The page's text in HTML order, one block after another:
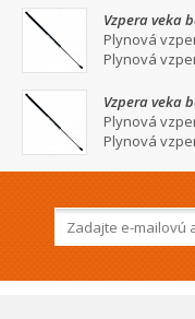
Vzpera veka
Plynová
Plynová
Vzpera veka
Plynová
Plynová